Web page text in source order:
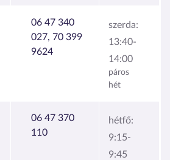
06 47 340
027, 70 399
9624
szerda:
13:40-
14:00
páros
hét
06 47 370
110
hétfő:
9:15-
9:45